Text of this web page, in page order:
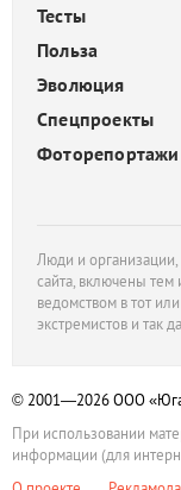
Тесты
Польза
Эволюция
Спецпроекты
Фоторепортажи
Люди и
сайта, включены
ведомством в тот
экстремистов и так
© 2001—2026ООО
При использовании
информации (для